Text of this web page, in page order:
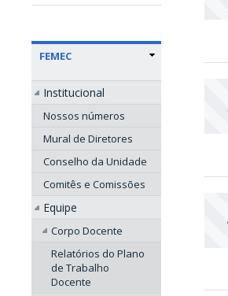
FEMEC
Institucional
Nossos números
Mural de Diretores
Conselho da Unidade
Comitês e Comissões
Equipe
Corpo Docente
Relatórios do Plano
de Trabalho
Docente